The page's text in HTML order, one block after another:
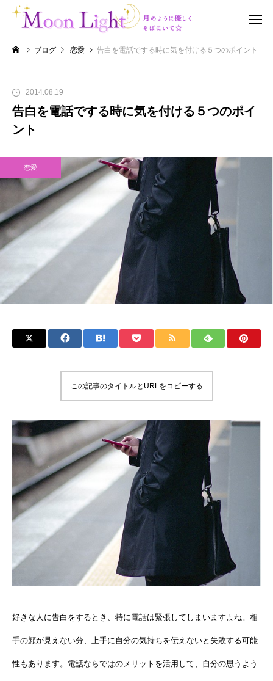
ブログ 恋愛 告白を電話でする時に気を付ける５つのポイント
2014.08.19
告白を電話でする時に気を付ける５つのポイ
ント
恋愛
この記事のタイトルとURLをコピーする
好きな人に告白をするとき、特に電話は緊張してしまいますよね。相
手の顔が見えない分、上手に自分の気持ちを伝えないと失敗する可能
性もあります。電話ならではのメリットを活用して、自分の思うよう